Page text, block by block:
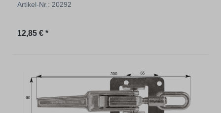
Artikel-Nr.: 20292
Regulärer Preis:
12,85 € *